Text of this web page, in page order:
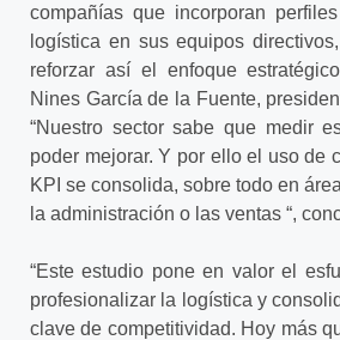
compañías que incorporan
logística en sus equipos
reforzar así el enfoque
Nines García de la Fuente,
“Nuestro sector sabe que medir
poder mejorar. Y por ello el uso de
KPI se consolida, sobre todo en
la administración o las ventas “,
“Este estudio pone en valor el
profesionalizar la logística y
clave de competitividad. Hoy más